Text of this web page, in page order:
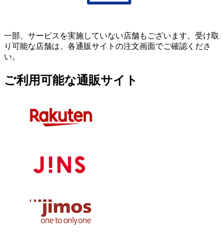
一部、サービスを実施していない店舗もございます。受け取
り可能な店舗は、各通販サイトの注文画面でご確認くださ
い。
ご利用可能な通販サイト